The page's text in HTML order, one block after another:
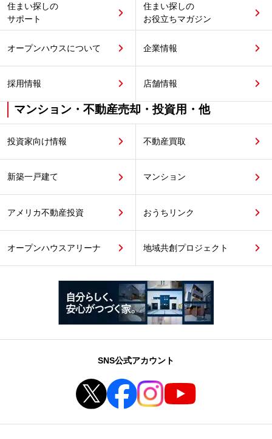
住まい探しの
サポート
住まい探しの
お役立ちマガジン
オープンハウスについて 企業情報
採用情報 店舗情報
マンション・不動産売却・投資用・他
投資家向け情報 不動産買取
新築一戸建て マンション
アメリカ不動産投資 おうちリンク
オープンハウスアリーナ 地域共創プロジェクト
SNS公式アカウント